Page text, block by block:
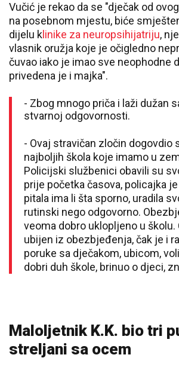
Vučić je rekao da se "dječak od
na posebnom mjestu, biće
dijelu k linike za neuropsihijatriju,
vlasnik oružja koje je očigledno
čuvao iako je imao sve neophodne
privedena je i majka".
- Zbog mnogo priča i laži dužan
stvarnoj odgovornosti.
- Ovaj stravičan zločin dogovdio
najboljih škola koje imamo u
Policijski službenici obavili su
prije početka časova, policajka
pitala ima li šta sporno, uradila
rutinski nego odgovorno.
veoma dobro uklopljeno u školu.
ubijen iz obezbjeđenja, čak je i
poruke sa dječakom, ubicom,
dobri duh škole, brinuo o djeci,
Maloljetnik K.K. bio tri
streljani sa ocem